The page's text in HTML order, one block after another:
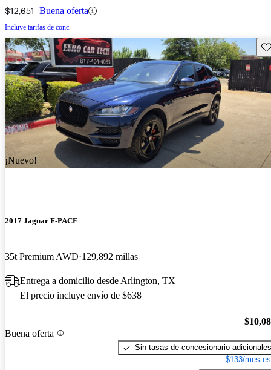
$12,651 Buena oferta
Incluye tarifas de conc.
¡Nuevo!
2017 Jaguar F-PACE
35t Premium AWD 129,892 millas
Entrega a domicilio desde Arlington, TX
El precio incluye envío de $638
Buena oferta
Sin tasas de concesionario adicionales
$133/mes